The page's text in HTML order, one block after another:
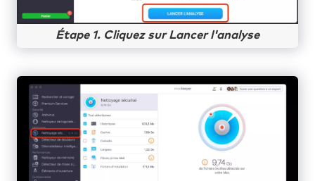
Étape 1. Cliquez sur Lancer l'analyse